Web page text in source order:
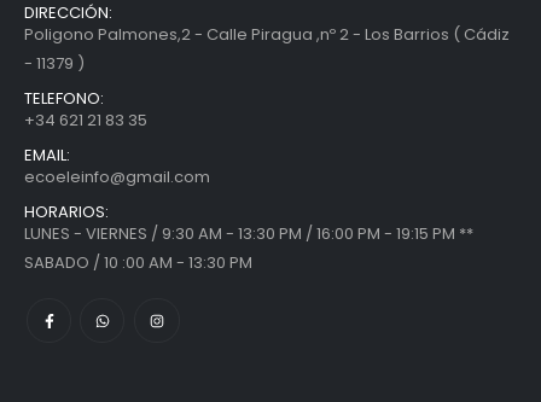
DIRECCIÓN:
Poligono Palmones,2 - Calle Piragua ,nº 2 - Los Barrios ( Cádiz
- 11379 )
TELEFONO:
+34 621 21 83 35
EMAIL:
ecoeleinfo@gmail.com
HORARIOS:
LUNES - VIERNES / 9:30 AM - 13:30 PM / 16:00 PM - 19:15 PM **
SABADO / 10 :00 AM - 13:30 PM